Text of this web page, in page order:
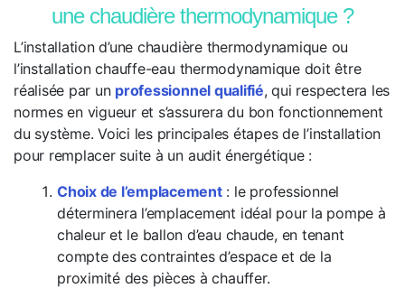
une chaudière thermodynamique ?
L’installation d’une chaudière thermodynamique ou
l’installation chauffe-eau thermodynamique doit être
réalisée par un professionnel qualifié, qui respectera les
normes en vigueur et s’assurera du bon fonctionnement
du système. Voici les principales étapes de l’installation
pour remplacer suite à un audit énergétique :
Choix de l’emplacement: le professionnel
déterminera l’emplacement idéal pour la pompe à
chaleur et le ballon d’eau chaude, en tenant
compte des contraintes d’espace et de la
proximité des pièces à chauffer.